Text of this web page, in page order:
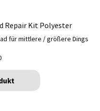
Repair Kit Polyester
für mittlere / größere Dings